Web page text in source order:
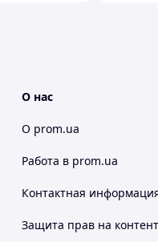
О нас
О prom.ua
Работа в prom.ua
Контактная
Защита прав на контент